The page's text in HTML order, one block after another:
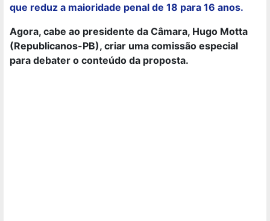
que reduz a maioridade penal de 18 para 16 anos.
Agora, cabe ao presidente da Câmara, Hugo Motta
(Republicanos-PB), criar uma comissão especial
para debater o conteúdo da proposta.